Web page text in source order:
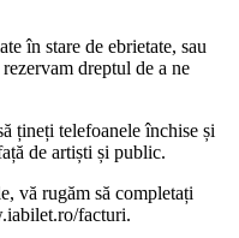
în stare de ebrietate, sau
dreptul de a ne
țineți telefoanele închise și
de artiști și public.
vă rugăm să completați
facturi.